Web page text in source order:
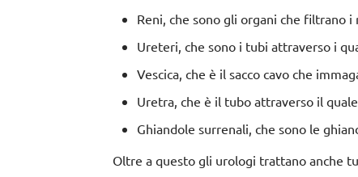
Reni, che sono gli organi che filtrano
Ureteri, che sono i tubi attraverso i
Vescica, che è il sacco cavo che
Uretra, che è il tubo attraverso il
Ghiandole surrenali, che sono le
Oltre a questo gli urologi trattano anche